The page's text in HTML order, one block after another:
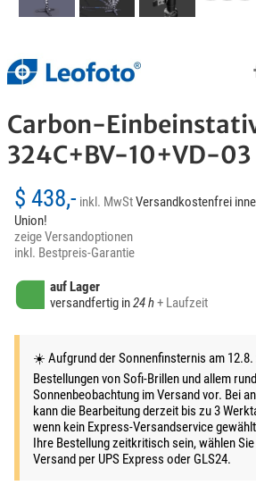
Carbon-
324C+BV-10+VD-03
$ 438,- inkl. MwStVersandkostenfrei
Union!
zeige Versandoptionen
inkl. Bestpreis-Garantie
auf Lager
versandfertig in24 h+ Laufzeit
☀️ Aufgrund der Sonnenfinsternis am 12.8.
Bestellungen von Sofi-Brillen und allem
Sonnenbeobachtung im Versand vor. Bei
kann die Bearbeitung derzeit bis zu 3
wenn kein Express-Versandservice
Ihre Bestellung zeitkritisch sein, wählen
Versand per UPS Express oder GLS24.